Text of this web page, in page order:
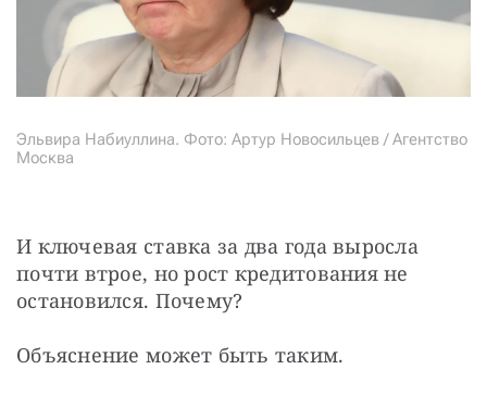
Эльвира Набиуллина. Фото: Артур Новосильцев / Агентство
Москва
И ключевая ставка за два года выросла
почти втрое, но рост кредитования не
остановился. Почему?
Объяснение может быть таким.